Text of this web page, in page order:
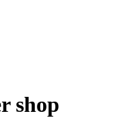
shop